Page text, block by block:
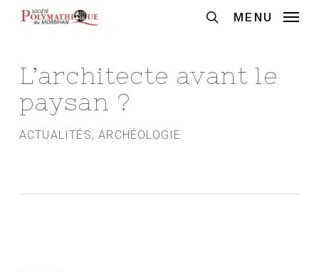
Skip
MENU
L’architecte avant le
paysan ?
ACTUALITÉS,ARCHÉOLOGIE